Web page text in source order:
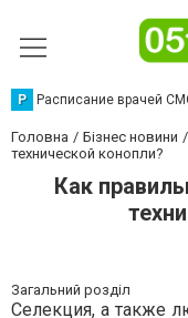
Р Расписание врачей
Головна Бізнес новини
технической конопли?
Как
Загальний розділ
Селекция, а также